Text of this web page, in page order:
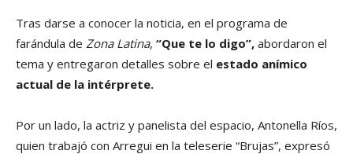
Tras darse a conocer la noticia, en el programa de
farándula de Zona Latina, “Que te lo digo”, abordaron el
tema y entregaron detalles sobre el estado anímico
actual de la intérprete.
Por un lado, la actriz y panelista del espacio, Antonella Ríos,
quien trabajó con Arregui en la teleserie “Brujas”, expresó